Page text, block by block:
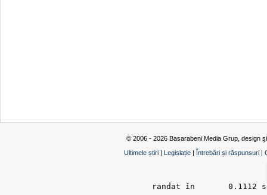
© 2006 - 2026 Basarabeni Media Grup, design
Ultimele știri | Legislație | Întrebări și răspunsuri |
randat în